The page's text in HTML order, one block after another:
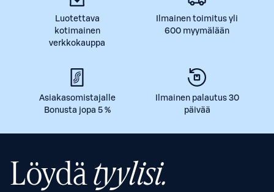
Luotettava
kotimainen
verkkokauppa
Ilmainen toimitus yli
600 myymälään
Asiakasomistajalle
Bonusta jopa 5 %
Ilmainen palautus 30
päivää
Löydätyylisi.